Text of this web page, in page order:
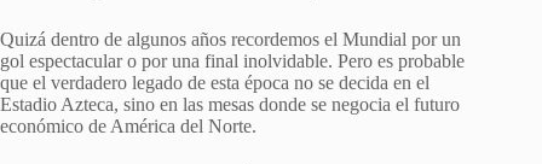
Quizá dentro de algunos años recordemos el Mundial por un
gol espectacular o por una final inolvidable. Pero es probable
que el verdadero legado de esta época no se decida en el
Estadio Azteca, sino en las mesas donde se negocia el futuro
económico de América del Norte.